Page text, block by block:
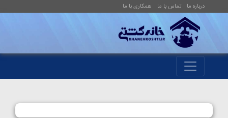
درباره ما تماس با ما همکاری با ما